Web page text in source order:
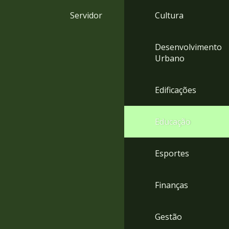
Servidor Cultura
Desenvolvimento
Urbano
Edificações
Educação
Esportes
Finanças
Gestão